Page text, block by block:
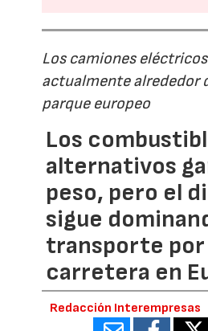
Los camiones
actualmente alrededor
parque europeo
Los
alternativos
peso, pero el
sigue
transporte por
carretera en
Redacción Interempresas